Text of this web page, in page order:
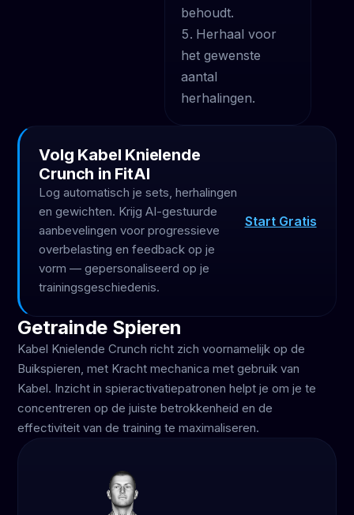
behoudt.
Herhaal voor
het gewenste
aantal
herhalingen.
Volg Kabel Knielende
Crunch in FitAI
Log automatisch je sets, herhalingen
en gewichten. Krijg AI-gestuurde
aanbevelingen voor progressieve
overbelasting en feedback op je
vorm — gepersonaliseerd op je
trainingsgeschiedenis.
Start Gratis
Getrainde Spieren
Kabel Knielende Crunch richt zich voornamelijk op de
Buikspieren, met Kracht mechanica met gebruik van
Kabel. Inzicht in spieractivatiepatronen helpt je om je te
concentreren op de juiste betrokkenheid en de
effectiviteit van de training te maximaliseren.